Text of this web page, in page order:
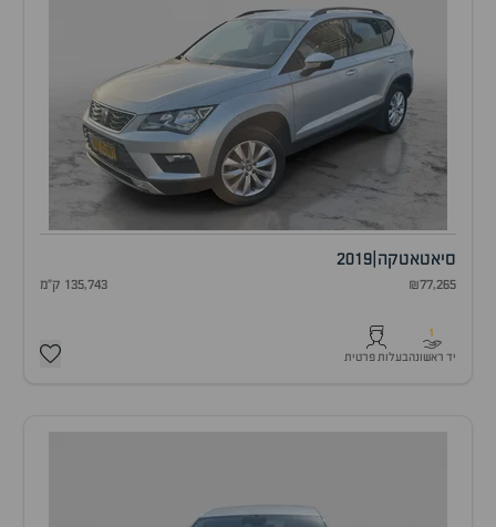
סיאטאטקה 2019
₪77,265 135,743 ק"מ
1
יד ראשונהבעלות פרטית